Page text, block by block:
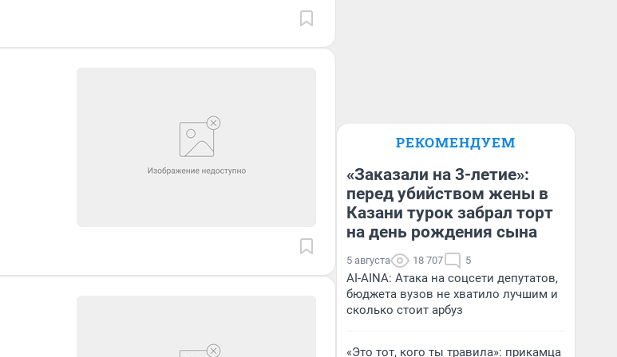
РЕКОМЕНДУЕМ
«Заказали на 3-летие»:
перед убийством жены в
Казани турок забрал торт
на день рождения сына
5 августа 18 707 5
AI-AINA: Атака на соцсети депутатов,
бюджета вузов не хватило лучшим и
сколько стоит арбуз
«Это тот, кого ты травила»: прикамца